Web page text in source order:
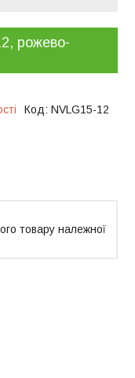
рожево-
Код: NVLG15-12
товару належної